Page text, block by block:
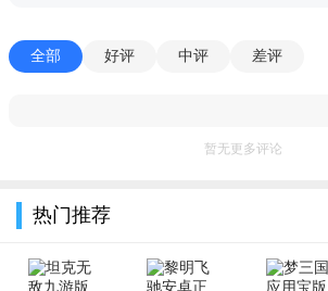
全部 好评 中评 差评
暂无更多评论
热门推荐